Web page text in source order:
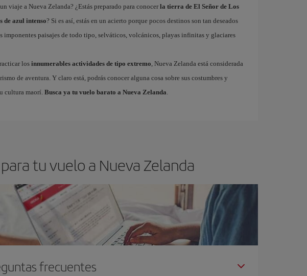
viaje a Nueva Zelanda? ¿Estás preparado para conocer la tierra de El Señor de Los
de azul intenso? Si es así, estás en un acierto porque pocos destinos son tan deseados
imponentes paisajes de todo tipo, selváticos, volcánicos, playas infinitas y glaciares
los innumerables actividades de tipo extremo , Nueva Zelanda está considerada
de aventura. Y claro está, podrás conocer alguna cosa sobre sus costumbres y
cultura maorí. Busca ya tu vuelo barato a Nueva Zelanda
tu vuelo a Nueva Zelanda
frecuentes